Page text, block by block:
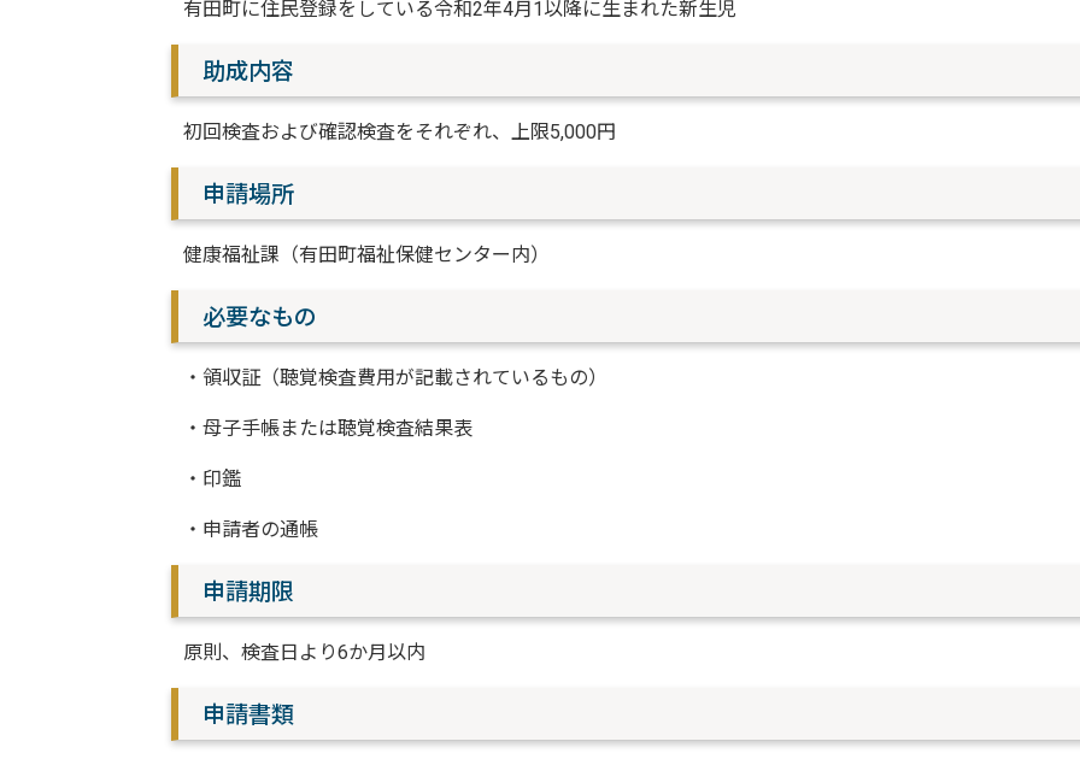
有田町に住民登録をしている令和2年4月1以降に生まれた新生児
助成内容
初回検査および確認検査をそれぞれ、上限5,000円
申請場所
健康福祉課（有田町福祉保健センター内）
必要なもの
・領収証（聴覚検査費用が記載されているもの）
・母子手帳または聴覚検査結果表
・印鑑
・申請者の通帳
申請期限
原則、検査日より6か月以内
申請書類